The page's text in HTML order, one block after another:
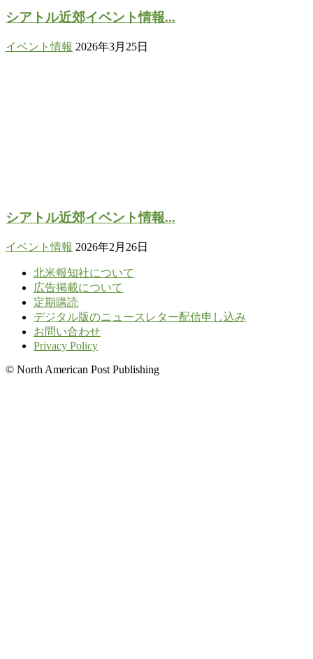
シアトル近郊イベント情報...
イベント情報 2026年3月25日
シアトル近郊イベント情報...
イベント情報 2026年2月26日
北米報知社について
広告掲載について
定期購読
デジタル版のニュースレター配信申し込み
お問い合わせ
Privacy Policy
© North American Post Publishing